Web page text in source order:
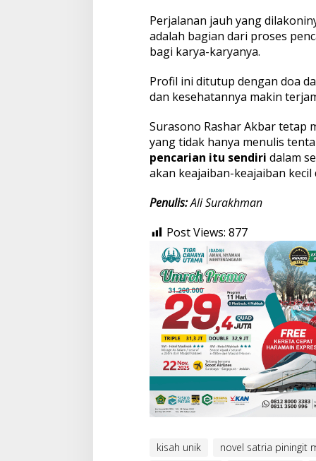
Perjalanan jauh yang
adalah bagian dari proses
bagi karya-karyanya.
Profil ini ditutup dengan doa
dan kesehatannya makin
Surasono Rashar Akbar tetap
yang tidak hanya menulis
pencarian itu sendiri dalam
akan keajaiban-keajaiban kecil
Penulis:Ali Surakhman
Post Views: 877
kisah unik novel satria piningit